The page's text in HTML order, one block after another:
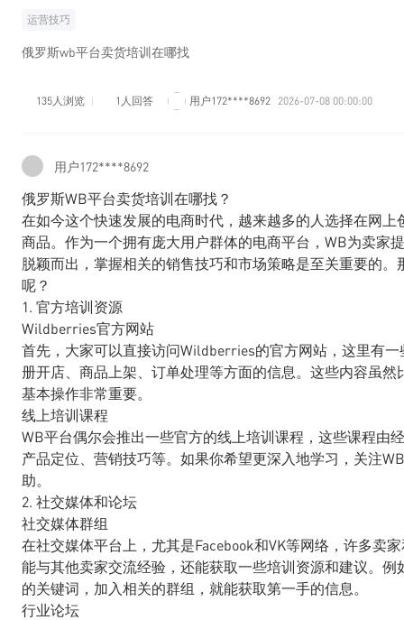
运营技巧
俄罗斯wb平台卖货培训在哪找
135人浏览 1人回答 用户172****8692 2026-07-08 00:00:00
用户172****8692
俄罗斯WB平台卖货培训在哪找？
在如今这个快速发展的电商时代，越来越多的人选择在网
商品。作为一个拥有庞大用户群体的电商平台，WB为卖家
脱颖而出，掌握相关的销售技巧和市场策略是至关重要的
呢？
1. 官方培训资源
Wildberries官方网站
首先，大家可以直接访问Wildberries的官方网站，这里有
册开店、商品上架、订单处理等方面的信息。这些内容虽
基本操作非常重要。
线上培训课程
WB平台偶尔会推出一些官方的线上培训课程，这些课程由
产品定位、营销技巧等。如果你希望更深入地学习，关注
助。
2. 社交媒体和论坛
社交媒体群组
在社交媒体平台上，尤其是Facebook和VK等网络，许多卖
能与其他卖家交流经验，还能获取一些培训资源和建议。
的关键词，加入相关的群组，就能获取第一手的信息。
行业论坛